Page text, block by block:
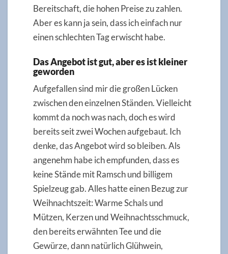
Bereitschaft, die hohen Preise zu zahlen.
Aber es kann ja sein, dass ich einfach nur
einen schlechten Tag erwischt habe.
Das Angebot ist gut, aber es ist kleiner
geworden
Aufgefallen sind mir die großen Lücken
zwischen den einzelnen Ständen. Vielleicht
kommt da noch was nach, doch es wird
bereits seit zwei Wochen aufgebaut. Ich
denke, das Angebot wird so bleiben. Als
angenehm habe ich empfunden, dass es
keine Stände mit Ramsch und billigem
Spielzeug gab. Alles hatte einen Bezug zur
Weihnachtszeit: Warme Schals und
Mützen, Kerzen und Weihnachtsschmuck,
den bereits erwähnten Tee und die
Gewürze, dann natürlich Glühwein,